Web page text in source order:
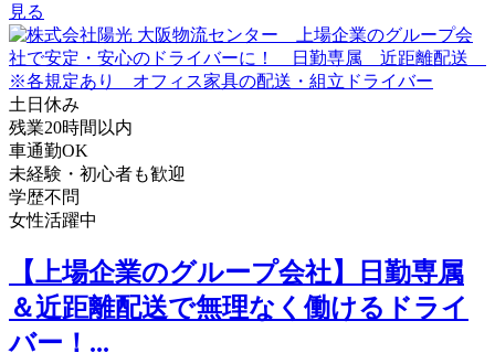
見る
土日休み
残業20時間以内
車通勤OK
未経験・初心者も歓迎
学歴不問
女性活躍中
【上場企業のグループ会社】日勤専属
＆近距離配送で無理なく働けるドライ
バー！...